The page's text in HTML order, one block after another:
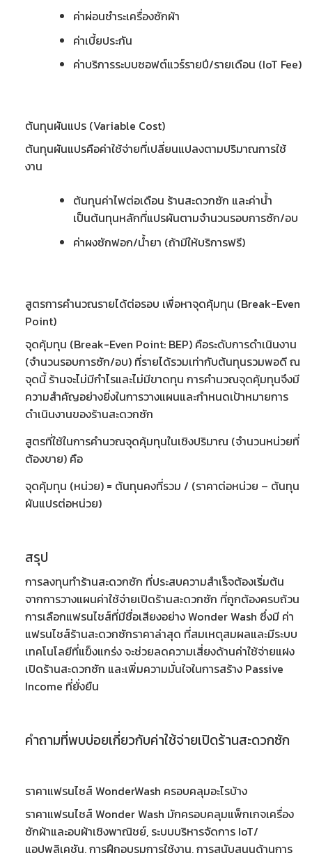
ค่าผ่อนชำระเครื่องซักผ้า
ค่าเบี้ยประกัน
ค่าบริการระบบซอฟต์แวร์รายปี/รายเดือน (IoT Fee)
ต้นทุนผันแปร (Variable Cost)
ต้นทุนผันแปรคือค่าใช้จ่ายที่เปลี่ยนแปลงตามปริมาณการใช้
งาน
ต้นทุนค่าไฟต่อเดือน ร้านสะดวกซัก และค่าน้ำ
เป็นต้นทุนหลักที่แปรผันตามจำนวนรอบการซัก/อบ
ค่าผงซักฟอก/น้ำยา (ถ้ามีให้บริการฟรี)
สูตรการคำนวณรายได้ต่อรอบ เพื่อหาจุดคุ้มทุน (Break-Even
Point)
จุดคุ้มทุน (Break-Even Point: BEP) คือระดับการดำเนินงาน
(จำนวนรอบการซัก/อบ) ที่รายได้รวมเท่ากับต้นทุนรวมพอดี ณ
จุดนี้ ร้านจะไม่มีกำไรและไม่มีขาดทุน การคำนวณจุดคุ้มทุนจึงมี
ความสำคัญอย่างยิ่งในการวางแผนและกำหนดเป้าหมายการ
ดำเนินงานของร้านสะดวกซัก
สูตรที่ใช้ในการคำนวณจุดคุ้มทุนในเชิงปริมาณ (จำนวนหน่วยที่
ต้องขาย) คือ
จุดคุ้มทุน (หน่วย) = ต้นทุนคงที่รวม / (ราคาต่อหน่วย – ต้นทุน
ผันแปรต่อหน่วย)
สรุป
การลงทุนทำร้านสะดวกซัก ที่ประสบความสำเร็จต้องเริ่มต้น
จากการวางแผนค่าใช้จ่ายเปิดร้านสะดวกซัก ที่ถูกต้องครบถ้วน
การเลือกแฟรนไชส์ที่มีชื่อเสียงอย่าง Wonder Wash ซึ่งมี ค่า
แฟรนไชส์ร้านสะดวกซักราคาล่าสุด ที่สมเหตุสมผลและมีระบบ
เทคโนโลยีที่แข็งแกร่ง จะช่วยลดความเสี่ยงด้านค่าใช้จ่ายแฝง
เปิดร้านสะดวกซัก และเพิ่มความมั่นใจในการสร้าง Passive
Income ที่ยั่งยืน
คำถามที่พบบ่อยเกี่ยวกับค่าใช้จ่ายเปิดร้านสะดวกซัก
ราคาแฟรนไชส์ WonderWash ครอบคลุมอะไรบ้าง
ราคาแฟรนไชส์ Wonder Wash มักครอบคลุมแพ็กเกจเครื่อง
ซักผ้าและอบผ้าเชิงพาณิชย์, ระบบบริหารจัดการ IoT/
แอปพลิเคชัน, การฝึกอบรมการใช้งาน, การสนับสนุนด้านการ